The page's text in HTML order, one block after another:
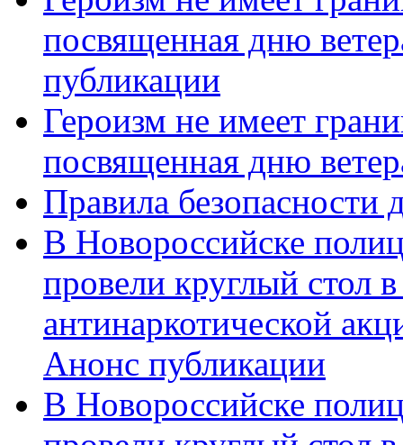
посвященная дню
публикации
Героизм не имеет
посвященная дню
Правила безопасности
В Новороссийске
провели круглый стол
антинаркотической
Анонс публикации
В Новороссийске